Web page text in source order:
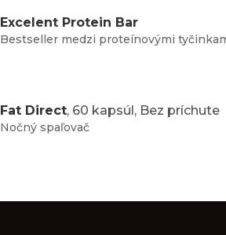
Excelent Protein Bar
Bestseller medzi proteínovými
Fat Direct, 60 kapsúl, Bez príchute
Nočný spaľovač